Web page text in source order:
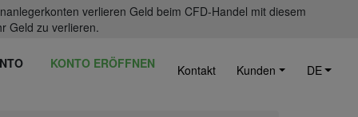
verlieren Geld beim CFD-Handel mit diesem
Geld zu verlieren.
KONTO ERÖFFNEN Kontakt Kunden DE